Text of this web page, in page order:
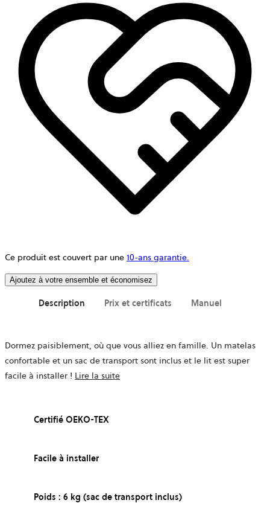
Ce produit est couvert par une 10-ans garantie.
Ajoutez à votre ensemble et économisez
Description Prix et certificats Manuel
Dormez paisiblement, où que vous alliez en famille. Un matelas
confortable et un sac de transport sont inclus et le lit est super
facile à installer ! Lire la suite
Certifié OEKO-TEX
Facile à installer
Poids : 6 kg (sac de transport inclus)